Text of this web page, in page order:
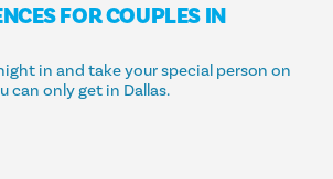
FOR COUPLES IN
in and take your special person on
can only get in Dallas.